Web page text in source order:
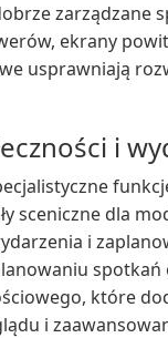
zarządzane
ekrany
usprawniają
i
sceniczne dla
i
spotkań
które
i